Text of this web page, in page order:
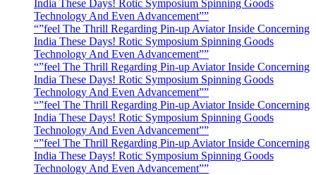
India These Days! Rotic Symposium Spinning Goods
Technology And Even Advancement””
“”feel The Thrill Regarding Pin-up Aviator Inside Concerning
India These Days! Rotic Symposium Spinning Goods
Technology And Even Advancement””
“”feel The Thrill Regarding Pin-up Aviator Inside Concerning
India These Days! Rotic Symposium Spinning Goods
Technology And Even Advancement””
“”feel The Thrill Regarding Pin-up Aviator Inside Concerning
India These Days! Rotic Symposium Spinning Goods
Technology And Even Advancement””
“”feel The Thrill Regarding Pin-up Aviator Inside Concerning
India These Days! Rotic Symposium Spinning Goods
Technology And Even Advancement””